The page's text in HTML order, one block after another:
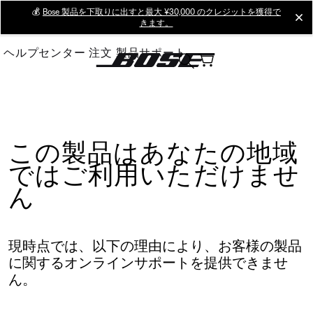
Main
💰 Bose 製品を下取りに出すと最大 ¥30,000 のクレジットを獲得で
きます。
ヘルプセンター 注文 製品サポート
この製品はあなたの地域
ではご利用いただけませ
ん
現時点では、以下の理由により、お客様の製品
に関するオンラインサポートを提供できませ
ん。